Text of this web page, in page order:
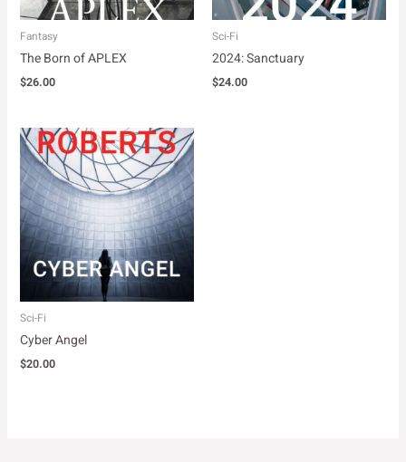
Fantasy
The Born of APLEX
$26.00
Sci-Fi
2024: Sanctuary
$24.00
Sci-Fi
Cyber Angel
$20.00